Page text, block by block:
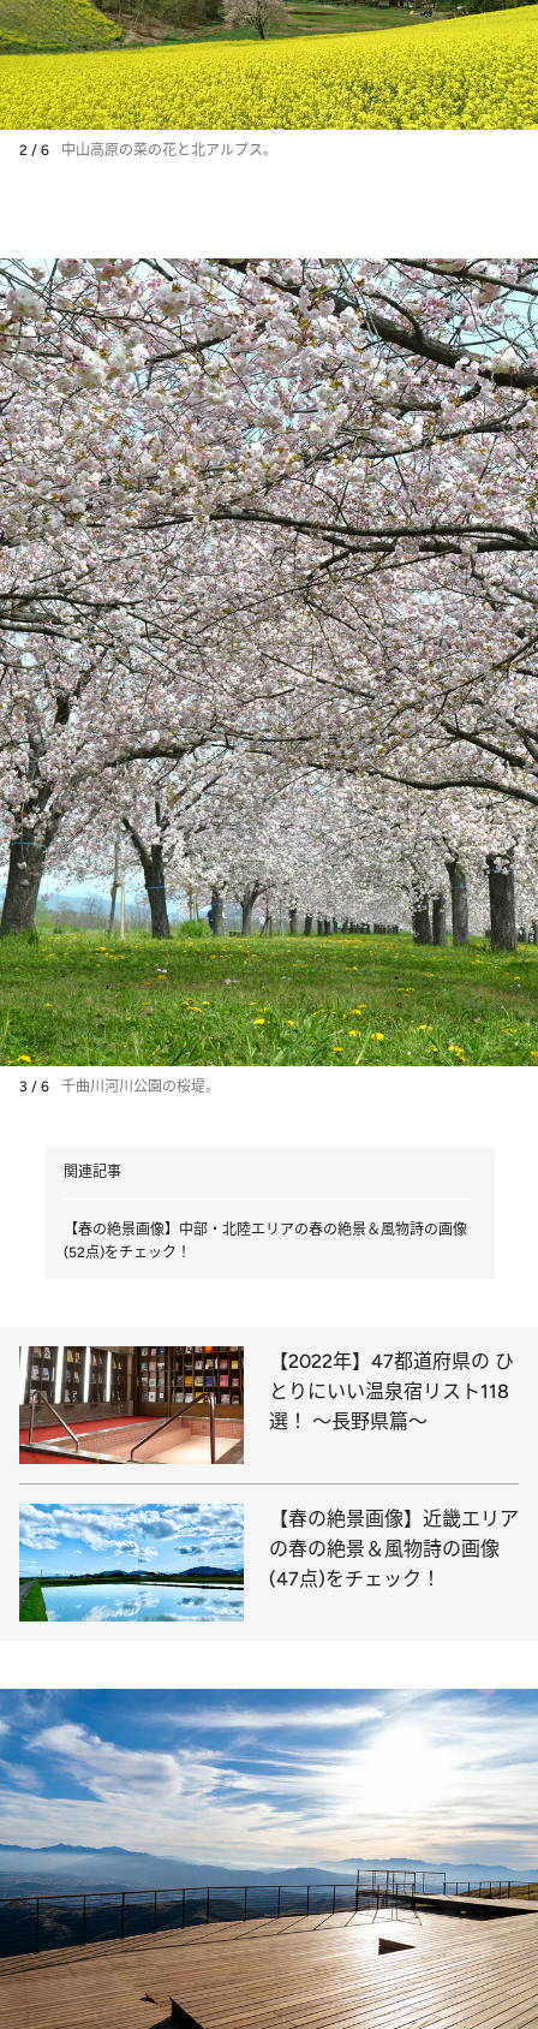
2 / 6 中山高原の菜の花と北アルプス。
3 / 6 千曲川河川公園の桜堤。
関連記事
【春の絶景画像】中部・北陸エリアの春の絶景＆風物詩の画像
(52点)をチェック！
【2022年】47都道府県の ひ
とりにいい温泉宿リスト118
選！ ～長野県篇～
【春の絶景画像】近畿エリア
の春の絶景＆風物詩の画像
(47点)をチェック！